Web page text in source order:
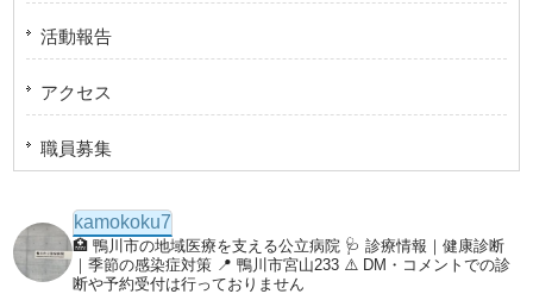
活動報告
アクセス
職員募集
kamokoku7
🏥 鴨川市の地域医療を支える公立病院 🩺 診療情報｜健康診断
｜季節の感染症対策 📍 鴨川市宮山233 ⚠️ DM・コメントでの診
断や予約受付は行っておりません